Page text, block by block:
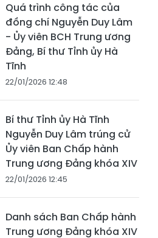
Quá trình công tác của
đồng chí Nguyễn Duy Lâm
- Ủy viên BCH Trung ương
Đảng, Bí thư Tỉnh ủy Hà
Tĩnh
22/01/2026 12:48
Bí thư Tỉnh ủy Hà Tĩnh
Nguyễn Duy Lâm trúng cử
Ủy viên Ban Chấp hành
Trung ương Đảng khóa XIV
22/01/2026 12:45
Danh sách Ban Chấp hành
Trung ương Đảng khóa XIV